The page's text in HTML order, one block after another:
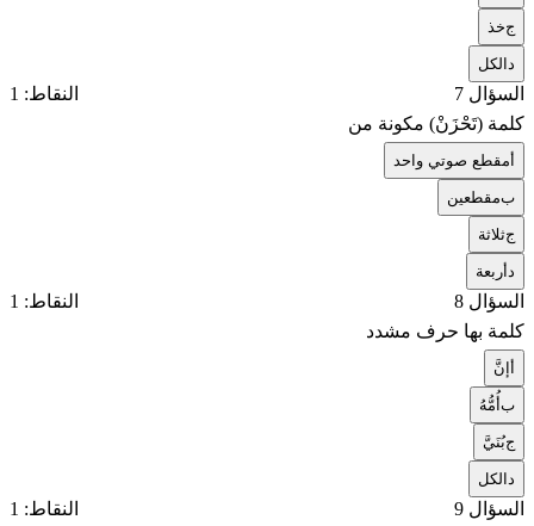
جخذ
الكل
السؤال 7
النقاط: 1
كلمة (تَحْزَنْ) مكونة من
مقطع صوتي واحد
بمقطعين
جثلاثة
أربعة
السؤال 8
النقاط: 1
كلمة بها حرف مشدد
إنَّ
بأُمُّهُ
جبُنَيَّ
الكل
السؤال 9
النقاط: 1